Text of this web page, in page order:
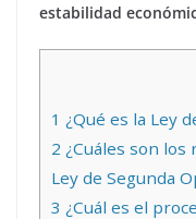
estabilidad
1 ¿Qué es la Ley
2 ¿Cuáles son los
Ley de Segunda
3 ¿Cuál es el